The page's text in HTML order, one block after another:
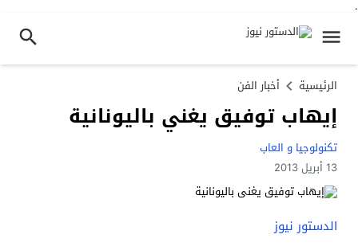
.
الرئيسية أخبار الفن
إيهاب توفيق يغني باليونانية
تكنولوجيا و العاب
13 أبريل 2013
الدستور نيوز